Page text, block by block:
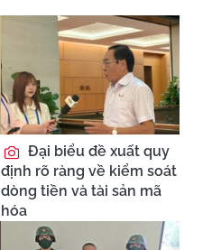
Đại biểu đề xuất quy
định rõ ràng về kiểm soát
dòng tiền và tài sản mã
hóa